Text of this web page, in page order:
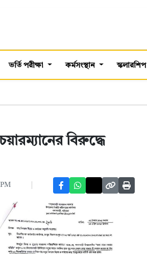
ভর্তি পরীক্ষা কর্মসংস্থান স্কলারশিপ
বিরুদ্ধে